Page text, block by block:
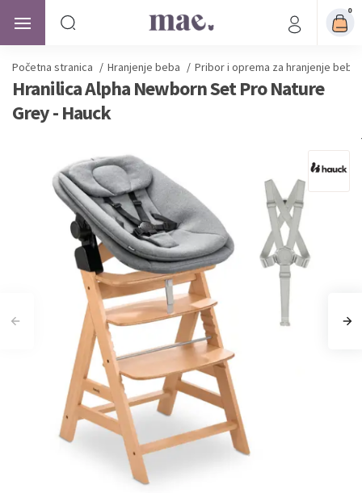
0
Početna stranica / Hranjenje beba / Pribor i oprema za hranjenje beba
Hranilica Alpha Newborn Set Pro Nature
Grey - Hauck